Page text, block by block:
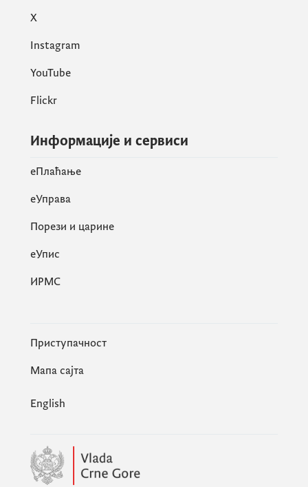
X
Instagram
YouTube
Flickr
Информације и сервиси
eПлаћање
еУправа
Порези и царине
eУпис
ИРМС
Приступачност
Мапа сајта
English